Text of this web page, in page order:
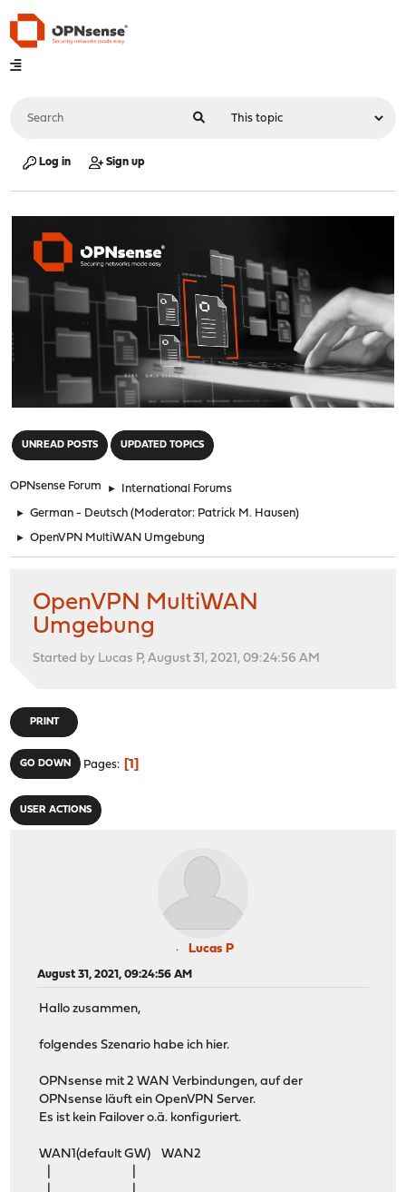
Log in Sign up
UNREAD POSTS UPDATED TOPICS
OPNsense Forum ► International Forums
► German - Deutsch (Moderator: Patrick M. Hausen)
► OpenVPN MultiWAN Umgebung
OpenVPN MultiWAN
Umgebung
Started by Lucas P, August 31, 2021, 09:24:56 AM
PRINT
GO DOWN Pages 1
USER ACTIONS
Lucas P
August 31, 2021, 09:24:56 AM
Hallo zusammen,
folgendes Szenario habe ich hier.
OPNsense mit 2 WAN Verbindungen, auf der
OPNsense läuft ein OpenVPN Server.
Es ist kein Failover o.ä. konfiguriert.
WAN1(default GW) WAN2